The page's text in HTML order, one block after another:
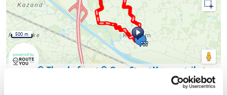
© Thunderforest © OpenStreetMap contributors
500 m